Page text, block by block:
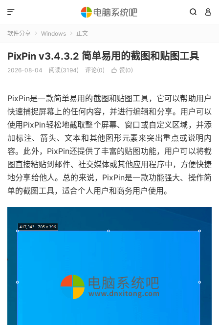
 

软件分享  Windows  正文
PixPin v3.4.3.2 简单易用的截图和贴图工具
2026-08-04 阅读(3194) 评论(0)  赞(0)
PixPin是一款简单易用的截图和贴图工具，它可以帮助用户
快速捕捉屏幕上的任何内容，并进行编辑和分享。用户可以
使用PixPin轻松地截取整个屏幕、窗口或自定义区域，并添
加标注、箭头、文本和其他图形元素来突出重点或说明内
容。此外，PixPin还提供了丰富的贴图功能，用户可以将截
图直接粘贴到邮件、社交媒体或其他应用程序中，方便快捷
地分享给他人。总的来说，PixPin是一款功能强大、操作简
单的截图工具，适合个人用户和商务用户使用。